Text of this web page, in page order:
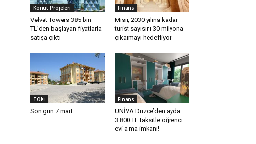
Konut Projeleri
Velvet Towers 385 bin
TL’den başlayan fiyatlarla
satışa çıktı
Finans
Mısır, 2030 yılına kadar
turist sayısını 30 milyona
çıkarmayı hedefliyor
TOKİ
Son gün 7 mart
Finans
UNİVA Düzce’den ayda
3.800 TL taksitle öğrenci
evi alma imkanı!